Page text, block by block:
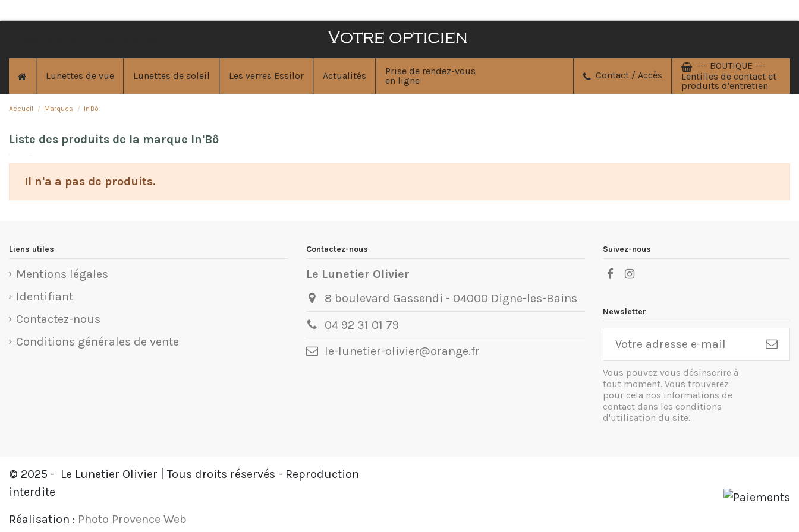
Lunettes de vue Lunettes de soleil Les verres Essilor Actualités
--- BOUTIQUE ---
Lentilles de contact et
produits d'entretien
Prise de rendez-vous
en ligne
Contact / Accès
Accueil Marques In'Bô
Liste des produits de la marque In'Bô
Il n'a a pas de produits.
Liens utiles
Mentions légales
Identifiant
Contactez-nous
Conditions générales de vente
Contactez-nous
Le Lunetier Olivier
8 boulevard Gassendi - 04000 Digne-les-Bains
04 92 31 01 79
le-lunetier-olivier@orange.fr
Suivez-nous
Newsletter
Vous pouvez vous désinscrire à
tout moment. Vous trouverez
pour cela nos informations de
contact dans les conditions
d'utilisation du site.
© 2025 - Le Lunetier Olivier | Tous droits réservés - Reproduction
interdite
Réalisation : Photo Provence Web